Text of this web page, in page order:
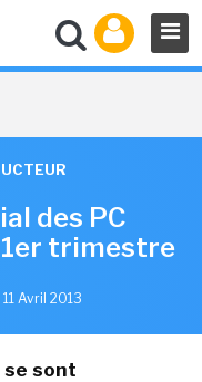
des PC
trimestre
Avril 2013
se sont